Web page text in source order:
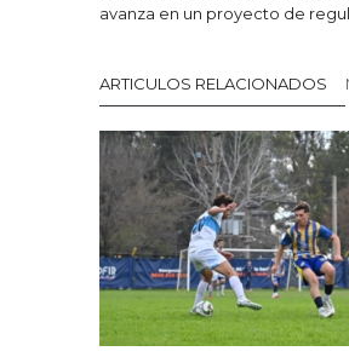
avanza en un proyecto de
ARTICULOS RELACIONADOS